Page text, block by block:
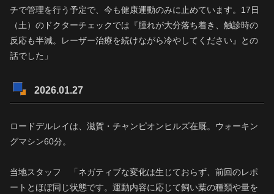
チで管理を行う予定で、今も健康運動のみに止めています。17日
（土）のドクターチェックでは『腫れが大分落ち着き、触診時の
反応も半減。レーザー治療を続けながら冷やしてください』との
話でした」
2026.01.27
ロードデルレイは、滋賀・チャンピオンヒルズ在厩。ウォーキン
グマシン60分。
当地スタッフ 「ネガティブな変化は生じておらず、前回のレポ
ートとほぼ同じ状態です。運動内容に応じて飼い葉の種類や量を